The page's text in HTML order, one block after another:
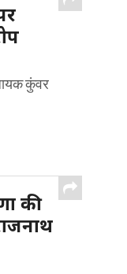
कुंवर
की